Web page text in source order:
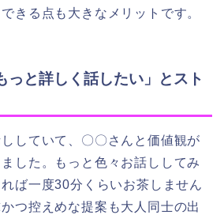
きる点も大きなメリットです。
っと詳しく話したい」とスト
ししていて、〇〇さんと価値観が
した。もっと色々お話ししてみ
ば一度30分くらいお茶しません
つ控えめな提案も大人同士の出